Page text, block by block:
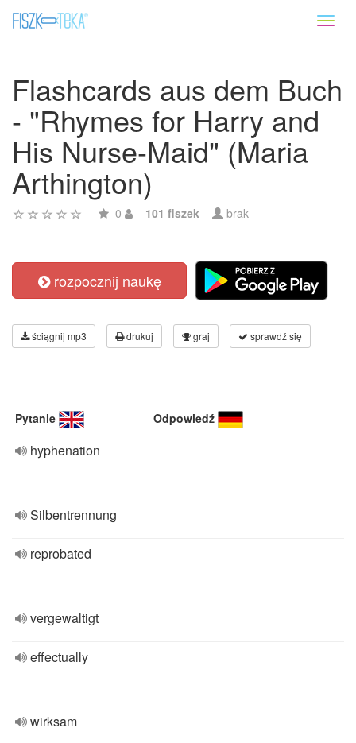
Flashcards aus dem Buch
- "Rhymes for Harry and
His Nurse-Maid" (Maria
Arthington)
0 101 fiszek brak
rozpocznij naukę
ściągnij mp3 drukuj graj sprawdź się
Pytanie Odpowiedź
hyphenation
Silbentrennung
reprobated
vergewaltigt
effectually
wirksam